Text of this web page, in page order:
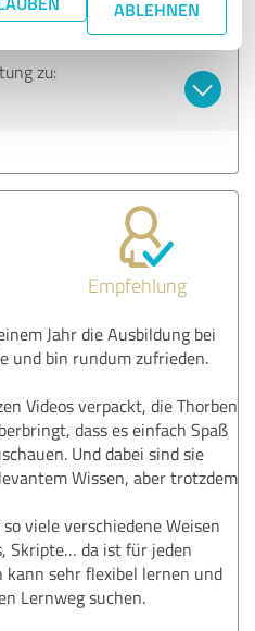
ABLEHNEN
zu:
Empfehlung
Jahr die Ausbildung bei
und bin rundum zufrieden.
Videos verpackt, die Thorben
dass es einfach Spaß
Und dabei sind sie
Wissen, aber trotzdem
viele verschiedene Weisen
Skripte… da ist für jeden
kann sehr flexibel lernen und
Lernweg suchen.